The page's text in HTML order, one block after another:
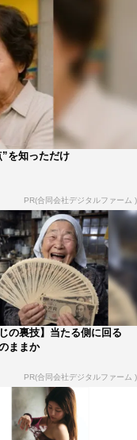
を知っただけ
PR(合同会社デジタルファーム )
じの裏技】当たる側に回る
ままか
PR(合同会社デジタルファーム )